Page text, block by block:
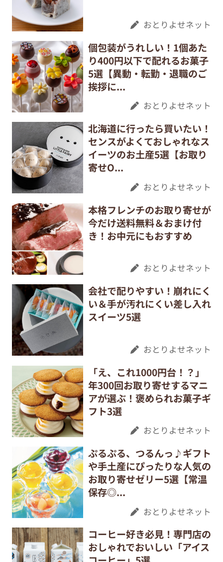
おとりよせネット
個包装がうれしい！1個あた
り400円以下で配れるお菓子
5選【異動・転勤・退職のご
挨拶に...
おとりよせネット
北海道に行ったら買いたい！
センスがよくておしゃれなス
イーツのお土産5選【お取り
寄せO...
おとりよせネット
本格フレンチのお取り寄せが
今だけ送料無料＆おまけ付
き！お中元にもおすすめ
おとりよせネット
会社で配りやすい！崩れにく
い＆手が汚れにくい差し入れ
スイーツ5選
おとりよせネット
「え、これ1000円台！？」
年300回お取り寄せするマニ
アが選ぶ！褒められお菓子ギ
フト3選
おとりよせネット
ぷるぷる、つるんっ♪ギフト
や手土産にぴったりな人気の
お取り寄せゼリー5選【常温
保存◎...
おとりよせネット
コーヒー好き必見！専門店の
おしゃれでおいしい「アイス